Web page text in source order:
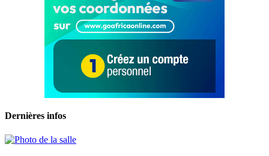
Dernières infos